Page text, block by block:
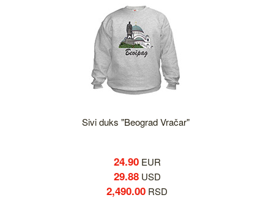
Sivi duks "Beograd Vračar"
24.90EUR
29.88USD
2,490.00 RSD